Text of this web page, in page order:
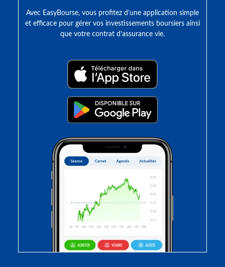
Avec EasyBourse, vous profitez d’une application simple
et efficace pour gérer vos investissements boursiers ainsi
que votre contrat d’assurance vie.